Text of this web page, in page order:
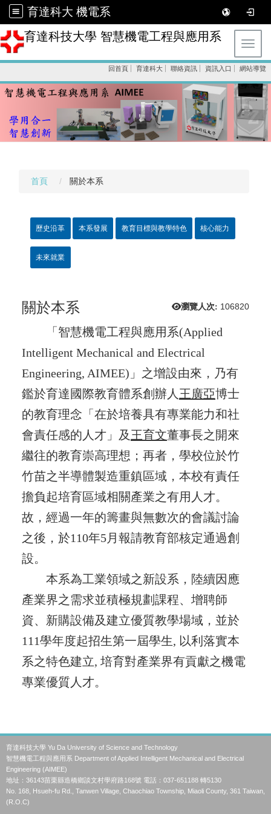
育達科大 機電系
育達科技大學 智慧機電工程與應用系
回首頁 育達科大 聯絡資訊 資訊入口 網站導覽
首頁 關於本系
歷史沿革 本系發展 教育目標與教學特色 核心能力
未來就業
瀏覽人次: 106820
關於本系
「智慧機電工程與應用系(Applied
Intelligent Mechanical and Electrical
Engineering, AIMEE)」之增設由來，乃有
鑑於育達國際教育體系創辦人 王廣亞博士
的教育理念「在於培養具有專業能力和社
會責任感的人才」及 王育文董事長之開來
繼往的教育崇高理想；再者，學校位於竹
竹苗之半導體製造重鎮區域，本校有責任
擔負起培育區域相關產業之有用人才。
故，經過一年的籌畫與無數次的會議討論
之後，於110年5月報請教育部核定通過創
設。
本系為工業領域之新設系，陸續因應
產業界之需求並積極規劃課程、增聘師
資、新購設備及建立優質教學場域，並於
111學年度起招生第一屆學生, 以利落實本
系之特色建立, 培育對產業界有貢獻之機電
專業優質人才。
育達科技大學 Yu Da University of Science and Technology
智慧機電工程與應用系 Department of Applied Intelligent Mechanical and Electrical
Engineering (AIMEE)
地址：36143苗栗縣造橋鄉談文村學府路168號 電話：037-651188 轉5130
No. 168, Hsueh-fu Rd., Tanwen Village, Chaochiao Township, Miaoli County, 361 Taiwan,
(R.O.C)